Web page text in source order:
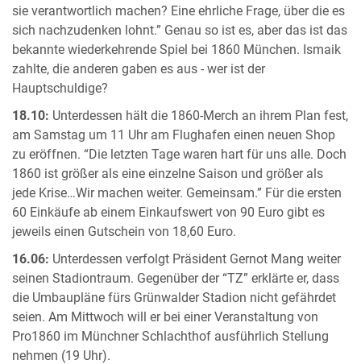
sie verantwortlich machen? Eine ehrliche Frage, über die es
sich nachzudenken lohnt.” Genau so ist es, aber das ist das
bekannte wiederkehrende Spiel bei 1860 München. Ismaik
zahlte, die anderen gaben es aus - wer ist der
Hauptschuldige?
18.10: Unterdessen hält die 1860-Merch an ihrem Plan fest,
am Samstag um 11 Uhr am Flughafen einen neuen Shop
zu eröffnen. “Die letzten Tage waren hart für uns alle. Doch
1860 ist größer als eine einzelne Saison und größer als
jede Krise…Wir machen weiter. Gemeinsam.” Für die ersten
60 Einkäufe ab einem Einkaufswert von 90 Euro gibt es
jeweils einen Gutschein von 18,60 Euro.
16.06: Unterdessen verfolgt Präsident Gernot Mang weiter
seinen Stadiontraum. Gegenüber der “TZ” erklärte er, dass
die Umbaupläne fürs Grünwalder Stadion nicht gefährdet
seien. Am Mittwoch will er bei einer Veranstaltung von
Pro1860 im Münchner Schlachthof ausführlich Stellung
nehmen (19 Uhr).